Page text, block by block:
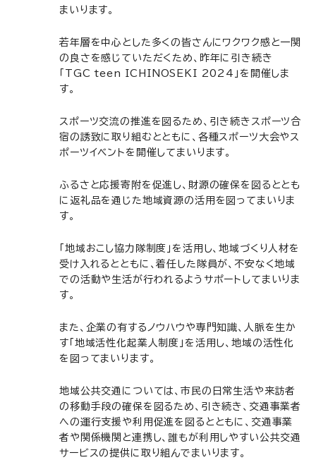
まいります。
若年層を中心とした多くの皆さんにワクワク感と一関
の良さを感じていただくため、昨年に引き続き
「TGC teen ICHINOSEKI 2024」を開催しま
す。
スポーツ交流の推進を図るため、引き続きスポーツ合
宿の誘致に取り組むとともに、各種スポーツ大会やス
ポーツイベントを開催してまいります。
ふるさと応援寄附を促進し、財源の確保を図るととも
に返礼品を通じた地域資源の活用を図ってまいりま
す。
「地域おこし協力隊制度」を活用し、地域づくり人材を
受け入れるとともに、着任した隊員が、不安なく地域
での活動や生活が行われるようサポートしてまいりま
す。
また、企業の有するノウハウや専門知識、人脈を生か
す「地域活性化起業人制度」を活用し、地域の活性化
を図ってまいります。
地域公共交通については、市民の日常生活や来訪者
の移動手段の確保を図るため、引き続き、交通事業者
への運行支援や利用促進を図るとともに、交通事業
者や関係機関と連携し、誰もが利用しやすい公共交通
サービスの提供に取り組んでまいります。